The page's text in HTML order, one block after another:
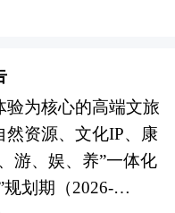
能监控系统的稳定
厨房智慧化改造及
为产业提供创新包容
茶饮等标准化程度
高校食堂、企业园
服务已积累百万级
升。与此同时，行
性产业生态，其发
。 区域产业规划
区域发展规划来
筑物的重要性，有
规划有计划的基础上
内某个产业的快速
验为核心的高端文旅
资源、文化IP、康
游、娱、养”一体化
划期（2026-